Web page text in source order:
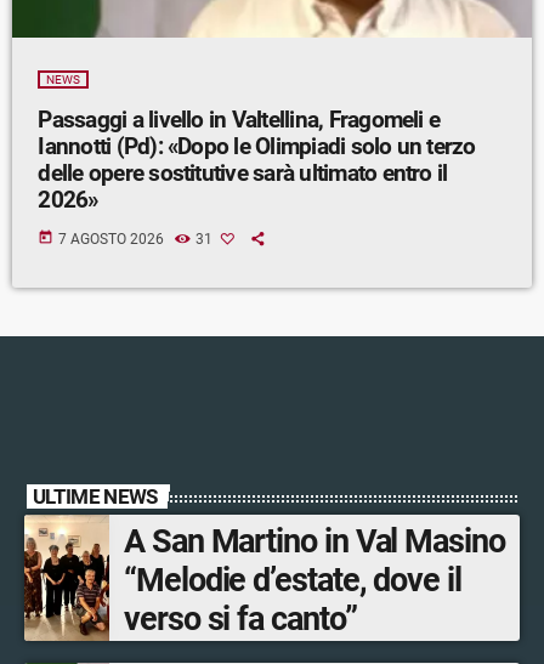
NEWS
Passaggi a livello in Valtellina, Fragomeli e
Iannotti (Pd): «Dopo le Olimpiadi solo un terzo
delle opere sostitutive sarà ultimato entro il
2026»
today 7 AGOSTO 2026 31
ULTIME NEWS
A San Martino in Val Masino
“Melodie d’estate, dove il
verso si fa canto”